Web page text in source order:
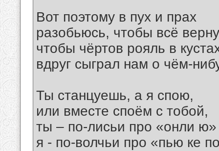
Вот поэтому в пух и прах
разобьюсь, чтобы всё
чтобы чёртов рояль в
вдруг сыграл нам о чём-
Ты станцуешь, а я спою,
или вместе споём с тобой,
ты – по-лисьи про «онли ю»
я - по-волчьи про «пью ке